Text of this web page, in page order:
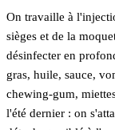
On travaille à
sièges et de la
désinfecter en
gras, huile, sauce,
chewing-gum,
l'été dernier : on